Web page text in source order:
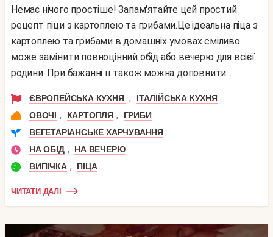
Немає нічого простіше! Запам'ятайте цей простий
рецепт піци з картоплею та грибами.Це ідеальна піца з
картоплею та грибами в домашніх умовах сміливо
може замінити повноцінний обід або вечерю для всієї
родини. При бажанні її також можна доповнити...
ЄВРОПЕЙСЬКА КУХНЯ ,
ІТАЛІЙСЬКА КУХНЯ
ОВОЧІ , КАРТОПЛЯ ,
ГРИБИ
ВЕГЕТАРІАНСЬКЕ ХАРЧУВАННЯ
НА ОБІД ,
НА ВЕЧЕРЮ
ВИПІЧКА , ПІЦА
ЧИТАТИ ДАЛІ